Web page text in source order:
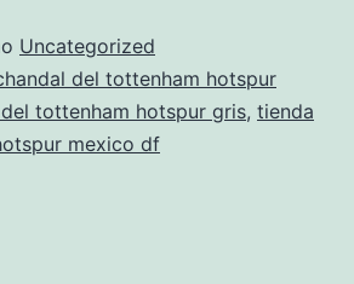
Uncategorized
del tottenham hotspur
tottenham hotspur gris, tienda
mexico df